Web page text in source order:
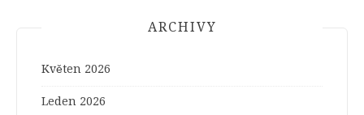
ARCHIVY
Květen 2026
Leden 2026